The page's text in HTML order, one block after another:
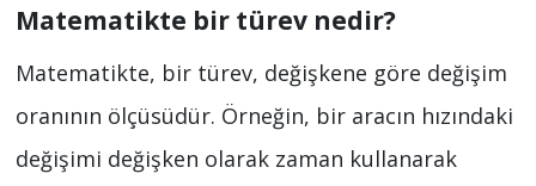
Matematikte bir türev nedir?
Matematikte, bir türev, değişkene göre değişim
oranının ölçüsüdür. Örneğin, bir aracın hızındaki
değişimi değişken olarak zaman kullanarak